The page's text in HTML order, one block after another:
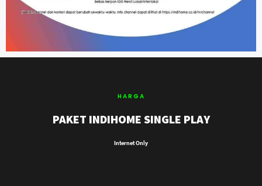
HARGA
PAKET INDIHOME SINGLE PLAY
Internet Only